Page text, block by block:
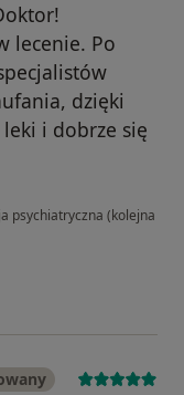
lecenie. Po
dzięki
i dobrze się
psychiatryczna (kolejna